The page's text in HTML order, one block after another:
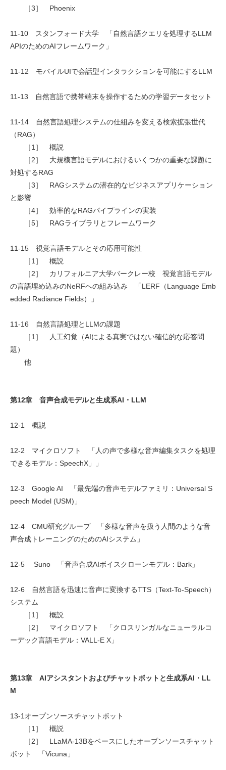
［3］ Phoenix
11-10 スタンフォード大学 「自然言語クエリを処理するLLM
APIのためのAIフレームワーク」
11-12 モバイルUIで会話型インタラクションを可能にするLLM
11-13 自然言語で携帯端末を操作するための学習データセット
11-14 自然言語処理システムの仕組みを変える検索拡張世代
（RAG）
［1］ 概説
［2］ 大規模言語モデルにおけるいくつかの重要な課題に
対処するRAG
［3］ RAGシステムの潜在的なビジネスアプリケーション
と影響
［4］ 効率的なRAGパイプラインの実装
［5］ RAGライブラリとフレームワーク
11-15 視覚言語モデルとその応用可能性
［1］ 概説
［2］ カリフォルニア大学バークレー校 視覚言語モデル
の言語埋め込みのNeRFへの組み込み 「LERF（Language Emb
edded Radiance Fields）」
11-16 自然言語処理とLLMの課題
［1］ 人工幻覚（AIによる真実ではない確信的な応答問
題）
他
第12章 音声合成モデルと生成系AI・LLM
12-1 概説
12-2 マイクロソフト 「人の声で多様な音声編集タスクを処理
できるモデル：SpeechX」」
12-3 Google AI 「最先端の音声モデルファミリ：Universal S
peech Model (USM)」
12-4 CMU研究グループ 「多様な音声を扱う人間のような音
声合成トレーニングのためのAIシステム」
12-5 Suno 「音声合成AIボイスクローンモデル：Bark」
12-6 自然言語を迅速に音声に変換するTTS（Text-To-Speech）
システム
［1］ 概説
［2］ マイクロソフト 「クロスリンガルなニューラルコ
ーデック言語モデル：VALL-E X」
第13章 AIアシスタントおよびチャットボットと生成系AI・LL
M
13-1オープンソースチャットボット
［1］ 概説
［2］ LLaMA-13Bをベースにしたオープンソースチャット
ボット 「Vicuna」